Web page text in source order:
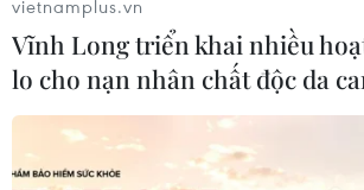
vietnamplus.vn
Vĩnh Long triển khai nhiều
lo cho nạn nhân chất độc da